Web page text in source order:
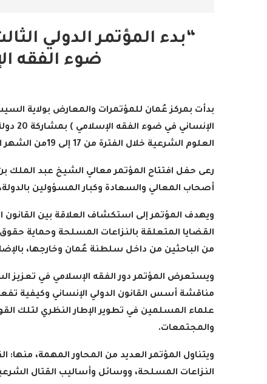
“بدء المؤتمر الدولي
ضوء الفقه
بدأت بمركز عُمان للمؤتمرات والمعارض بولاية
العلوم الشرعية خلال الفترة من 17 إلى 19من الشهر الجاري
رعى حفل افتتاح المؤتمر معالي الشيخ عبد الملك
أصحاب المعالي والسعادة وكبار المسؤولين
ويهدف المؤتمر إلى استكشاف العلاقة بين القانون
من الباحثين من داخل سلطنة عُمان وخارجها، بالإضافة إلى
ويستعرض المؤتمر دور الفقه الإسلامي في تعزيز
مناقشة أسس القانون الدولي الإنساني وكيفية
علماء المسلمين في تطوير الإطار النظري لتلك
والمجتمعات.
ويتناول المؤتمر العديد من المحاور المهمة، منها:
النزاعات المسلحة، ووسائل وأساليب القتال